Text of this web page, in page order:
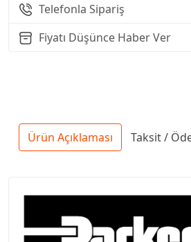
Telefonla Sipariş
Fiyatı Düşünce Haber Ver
Ürün Açıklaması Taksit /